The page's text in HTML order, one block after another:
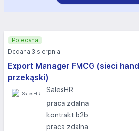
Export Manager FMCG (sieci
przekąski)
SalesHR
praca zdalna
kontrakt b2b
praca zdalna
Polecana
Dodana 3 sierpnia